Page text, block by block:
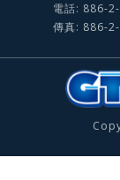
電話: 886-
傳真: 886-